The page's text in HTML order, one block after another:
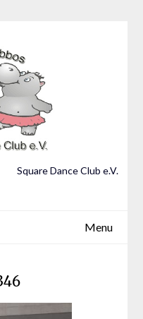
Square Dance Club e.V.
Menu